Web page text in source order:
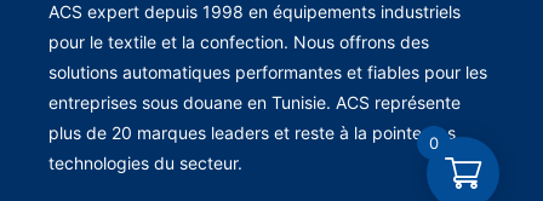
ACS expert depuis 1998 en équipements industriels
pour le textile et la confection. Nous offrons des
solutions automatiques performantes et fiables pour les
entreprises sous douane en Tunisie. ACS représente
plus de 20 marques leaders et reste à la pointe des
technologies du secteur.
0